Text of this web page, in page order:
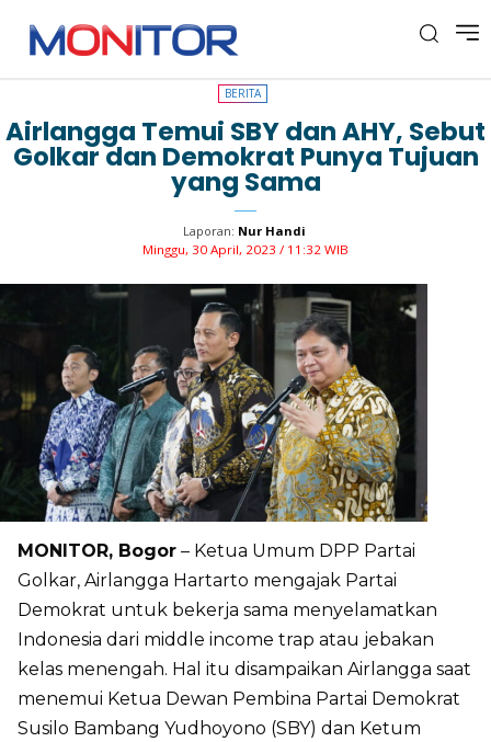
BERITA
BERITA
Airlangga Temui SBY dan AHY, Sebut
Golkar dan Demokrat Punya Tujuan
yang Sama
Laporan: Nur Handi
Minggu, 30 April, 2023 / 11:32 WIB
MONITOR, Bogor – Ketua Umum DPP Partai
Golkar, Airlangga Hartarto mengajak Partai
Demokrat untuk bekerja sama menyelamatkan
Indonesia dari middle income trap atau jebakan
kelas menengah. Hal itu disampaikan Airlangga saat
menemui Ketua Dewan Pembina Partai Demokrat
Susilo Bambang Yudhoyono (SBY) dan Ketum